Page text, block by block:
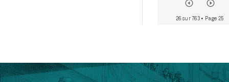
26 sur 763 • Page 25